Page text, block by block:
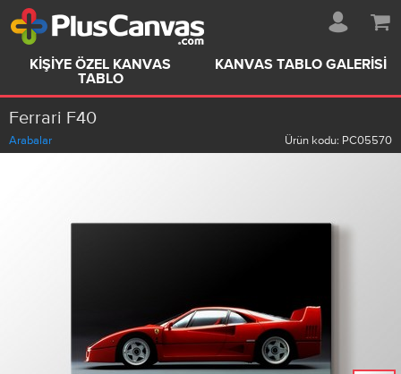
KIŞIYE ÖZEL KANVAS
TABLO
KANVAS TABLO GALERISI
Ferrari F40
Arabalar Ürün kodu: PC05570